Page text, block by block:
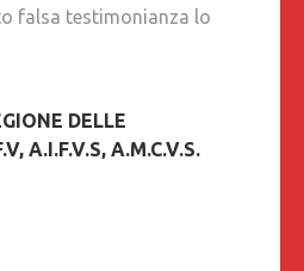
falsa testimonianza lo
DELLE
A.I.F.V.S, A.M.C.V.S.